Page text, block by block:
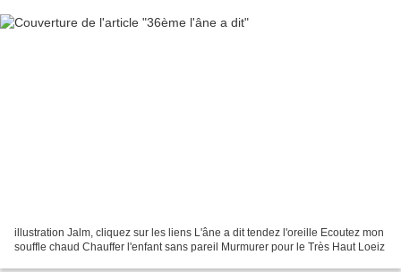
illustration Jalm, cliquez sur les liens L'âne a dit tendez l'oreille Ecoutez mon
souffle chaud Chauffer l'enfant sans pareil Murmurer pour le Très Haut Loeiz